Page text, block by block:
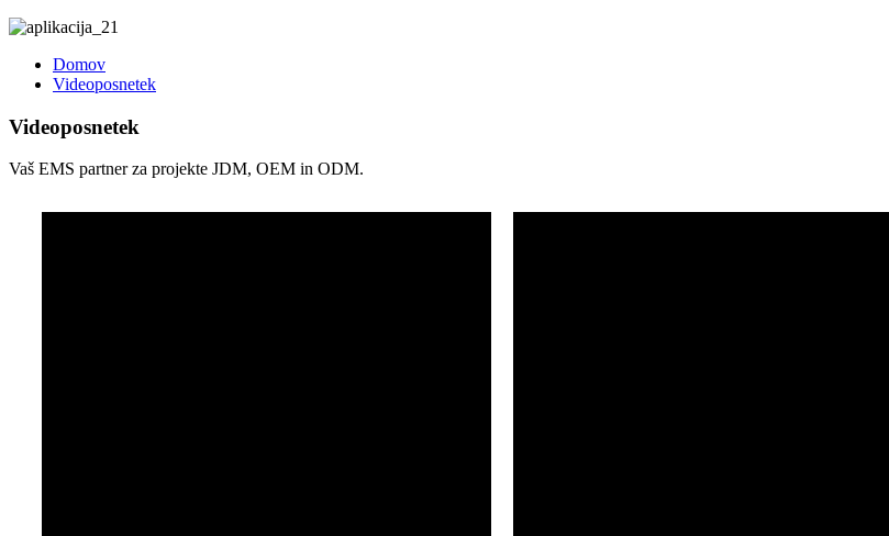
Domov
Videoposnetek
Videoposnetek
Vaš EMS partner za projekte JDM, OEM in ODM.